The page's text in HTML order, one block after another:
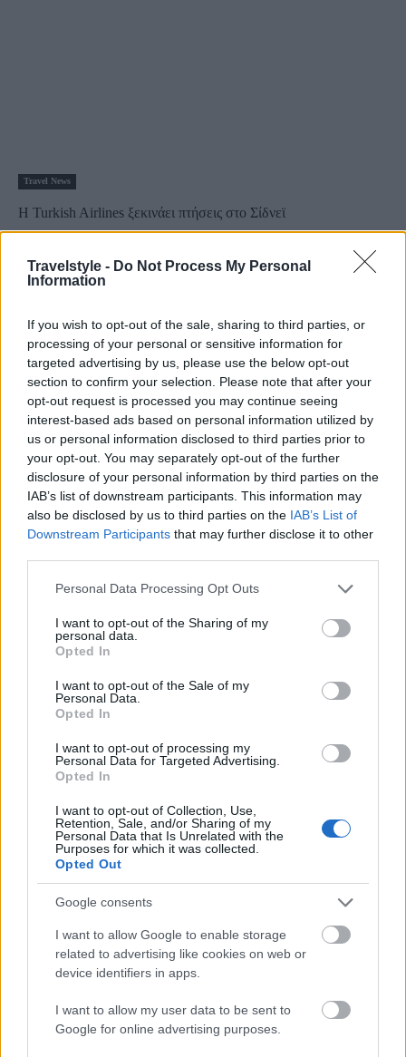
Travelstyle - Do Not Process My Personal
Information
If you wish to opt-out of the sale, sharing to third parties, or
processing of your personal or sensitive information for
targeted advertising by us, please use the below opt-out
section to confirm your selection. Please note that after your
opt-out request is processed you may continue seeing
interest-based ads based on personal information utilized by
us or personal information disclosed to third parties prior to
your opt-out. You may separately opt-out of the further
disclosure of your personal information by third parties on the
IAB’s list of downstream participants. This information may
also be disclosed by us to third parties on the IAB’s List of
Downstream Participants that may further disclose it to other
Please note that this website/app uses one or more Google
not limited to your visit or usage behaviour. You may click to
grant or deny consent to Google and its third-party tags to
use your data for below specified purposes in below Google
consent section.
Personal Data Processing Opt Outs
I want to opt-out of the Sharing of my
personal data.
Opted In
I want to opt-out of the Sale of my
Personal Data.
Opted In
I want to opt-out of processing my
Personal Data for Targeted Advertising.
Opted In
I want to opt-out of Collection, Use,
Retention, Sale, and/or Sharing of my
Personal Data that Is Unrelated with the
Purposes for which it was collected.
Opted Out
Google consents
I want to allow Google to enable storage
related to advertising like cookies on web or
device identifiers in apps.
I want to allow my user data to be sent to
Google for online advertising purposes.
Travel News
H Turkish Airlines ξεκινάει πτήσεις στο Σίδνεϊ
19 Σεπτεμβρίου 2024, 12:00
Η Turkish Airlines θα ξεκινήσει δρομολόγια τέσσερις φορές την εβδομάδα
μεταξύ Κωνσταντινούπολης και Σίδνεϋ...
Travel News
Η PLAY ξεκινάει και φέτος τις απευθείας πτήσεις Αθήνα –
Ισλανδία
21 Μαρτίου 2024, 15:29
Η PLAY ξεκινάει φέτος τις απευθείας πτήσεις Αθήνα-Ισλανδία. Η εταιρεία
με Σανγκάη
10 Νοεμβρίου 2023, 11:11
H κινεζική αεροπορική εταιρεία Juneyao Air ξεκινάει το νέο δρομολόγιο
Σανγκάη – Αθήνα από...